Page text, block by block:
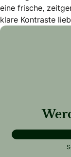
eine frische,
klare Kontraste